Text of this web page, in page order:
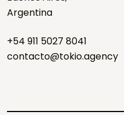
Argentina
+54 911 5027 8041
contacto@tokio.agency